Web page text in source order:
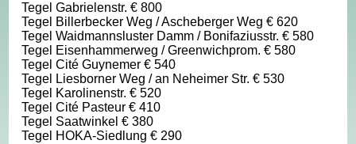
Tegel Gabrielenstr. € 800
Tegel Billerbecker Weg / Ascheberger Weg € 620
Tegel Waidmannsluster Damm / Bonifaziusstr. € 580
Tegel Eisenhammerweg / Greenwichprom. € 580
Tegel Cité Guynemer € 540
Tegel Liesborner Weg / an Neheimer Str. € 530
Tegel Karolinenstr. € 520
Tegel Cité Pasteur € 410
Tegel Saatwinkel € 380
Tegel HOKA-Siedlung € 290